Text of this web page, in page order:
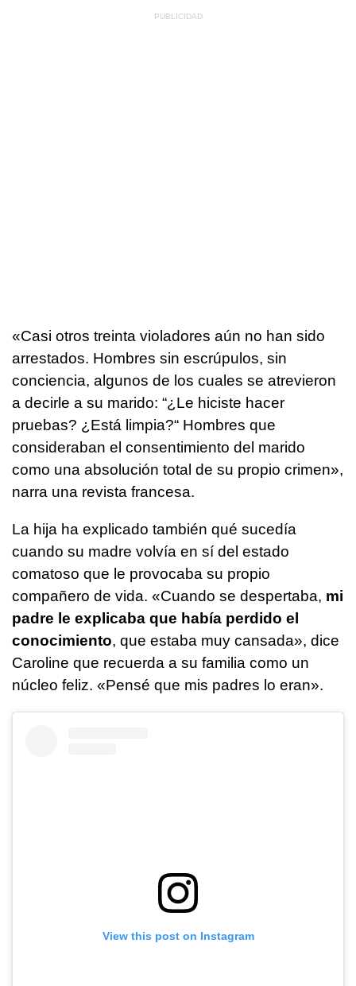
«Casi otros treinta violadores aún no han sido
arrestados. Hombres sin escrúpulos, sin
conciencia, algunos de los cuales se atrevieron
a decirle a su marido: “¿Le hiciste hacer
pruebas? ¿Está limpia?“ Hombres que
consideraban el consentimiento del marido
como una absolución total de su propio crimen»,
narra una revista francesa.
La hija ha explicado también qué sucedía
cuando su madre volvía en sí del estado
comatoso que le provocaba su propio
compañero de vida. «Cuando se despertaba, mi
padre le explicaba que había perdido el
conocimiento, que estaba muy cansada», dice
Caroline que recuerda a su familia como un
núcleo feliz. «Pensé que mis padres lo eran».
View this post on Instagram